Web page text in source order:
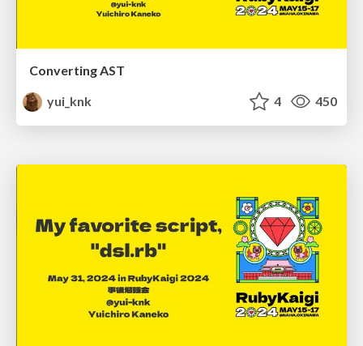
Converting AST
yui_knk
4 450